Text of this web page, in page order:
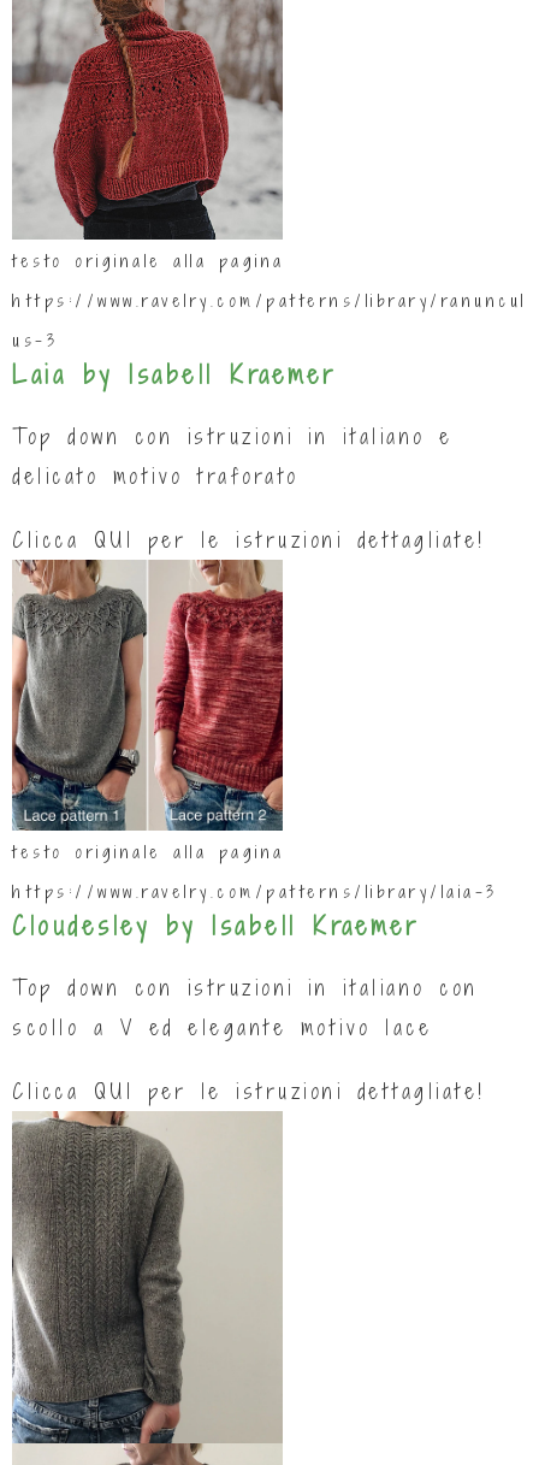
testo originale alla pagina
https://www.ravelry.com/patterns/library/ranuncul
us-3
Laia by Isabell Kraemer
Top down con istruzioni in italiano e
delicato motivo traforato
Clicca QUI per le istruzioni dettagliate!
testo originale alla pagina
https://www.ravelry.com/patterns/library/laia-3
Cloudesley by Isabell Kraemer
Top down con istruzioni in italiano con
scollo a V ed elegante motivo lace
Clicca QUI per le istruzioni dettagliate!